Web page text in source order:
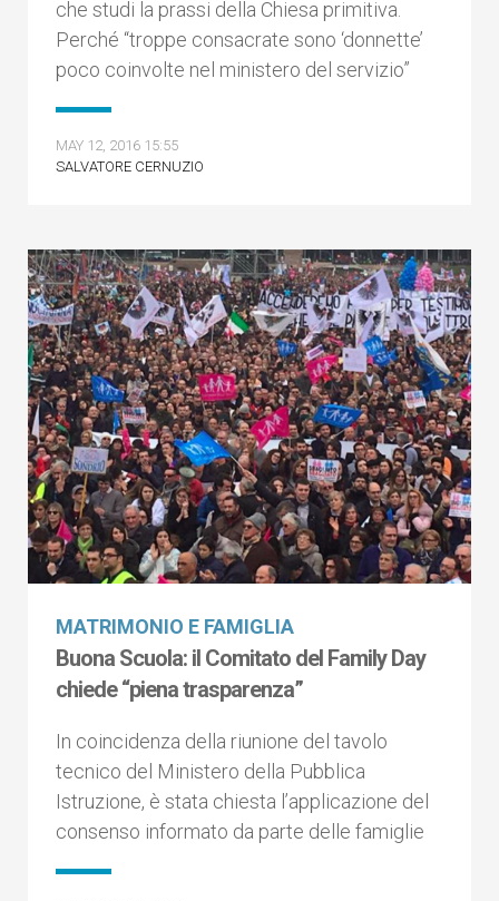
che studi la prassi della Chiesa primitiva.
Perché “troppe consacrate sono ‘donnette’
poco coinvolte nel ministero del servizio”
MAY 12, 2016 15:55
SALVATORE CERNUZIO
MATRIMONIO E FAMIGLIA
Buona Scuola: il Comitato del Family Day
chiede “piena trasparenza”
In coincidenza della riunione del tavolo
tecnico del Ministero della Pubblica
Istruzione, è stata chiesta l’applicazione del
consenso informato da parte delle famiglie